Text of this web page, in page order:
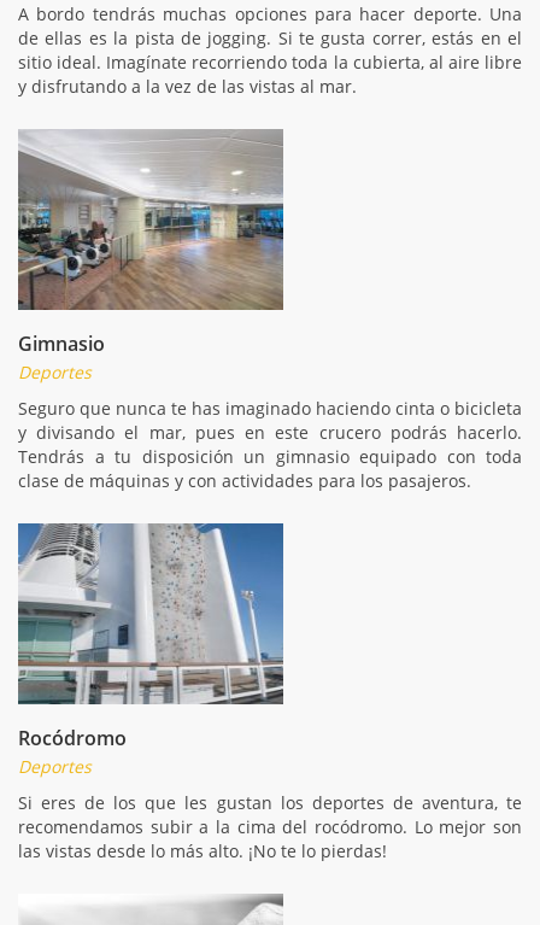
A bordo tendrás muchas opciones para hacer deporte. Una
de ellas es la pista de jogging. Si te gusta correr, estás en el
sitio ideal. Imagínate recorriendo toda la cubierta, al aire libre
y disfrutando a la vez de las vistas al mar.
Gimnasio
Deportes
Seguro que nunca te has imaginado haciendo cinta o bicicleta
y divisando el mar, pues en este crucero podrás hacerlo.
Tendrás a tu disposición un gimnasio equipado con toda
clase de máquinas y con actividades para los pasajeros.
Rocódromo
Deportes
Si eres de los que les gustan los deportes de aventura, te
recomendamos subir a la cima del rocódromo. Lo mejor son
las vistas desde lo más alto. ¡No te lo pierdas!